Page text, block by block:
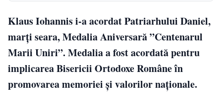
Klaus Iohannis i-a acordat Patriarhului Daniel,
marți seara, Medalia Aniversară ”Centenarul
Marii Uniri”. Medalia a fost acordată pentru
implicarea Bisericii Ortodoxe Române în
promovarea memoriei și valorilor naționale.